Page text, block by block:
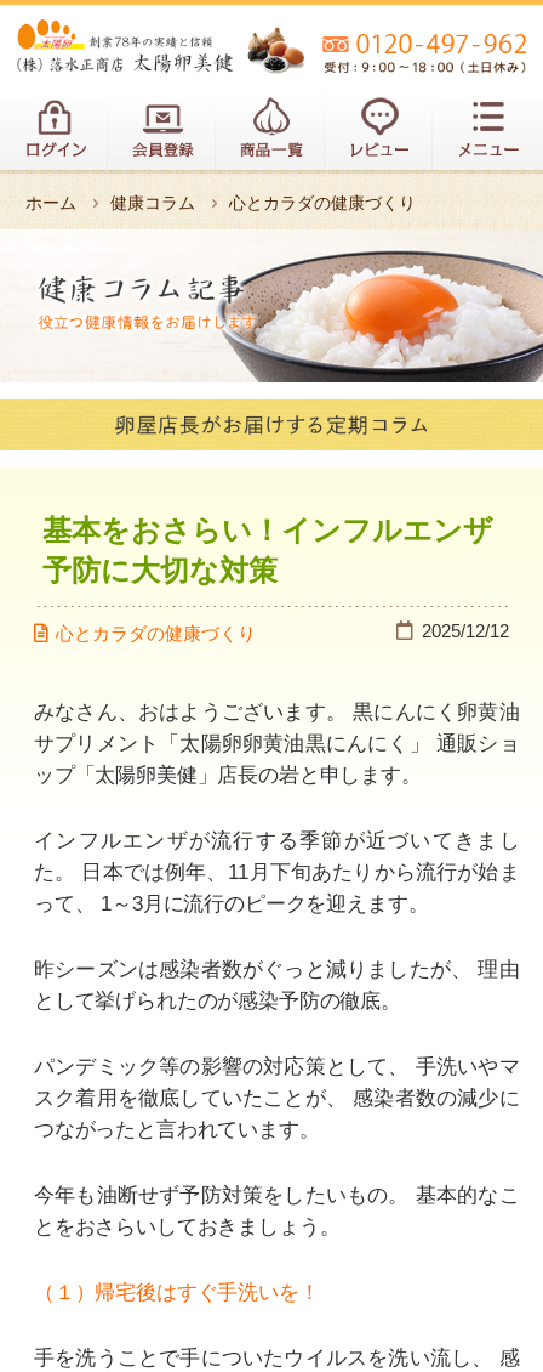
ホーム 健康コラム 心とカラダの健康づくり
基本をおさらい！インフルエンザ
予防に大切な対策
心とカラダの健康づくり 2025/12/12
みなさん、おはようございます。
黒にんにく卵黄油
サプリメント「太陽卵卵黄油黒にんにく」
通販ショ
ップ「太陽卵美健」店長の岩と申します。
インフルエンザが流行する季節が近づいてきまし
た。
日本では例年、11月下旬あたりから流行が始ま
って、
1～3月に流行のピークを迎えます。
昨シーズンは感染者数がぐっと減りましたが、
理由
として挙げられたのが感染予防の徹底。
パンデミック等の影響の対応策として、
手洗いやマ
スク着用を徹底していたことが、
感染者数の減少に
つながったと言われています。
今年も油断せず予防対策をしたいもの。
基本的なこ
とをおさらいしておきましょう。
（１）帰宅後はすぐ手洗いを！
手を洗うことで手についたウイルスを洗い流し、
感